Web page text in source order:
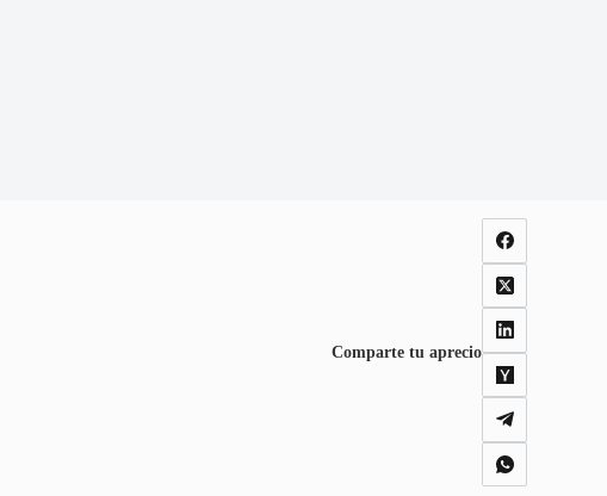
Comparte tu aprecio